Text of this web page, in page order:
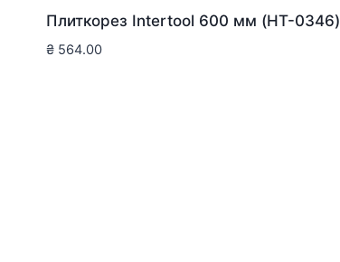
Плиткорез Intertool 600 мм (HT-0346)
₴ 564.00